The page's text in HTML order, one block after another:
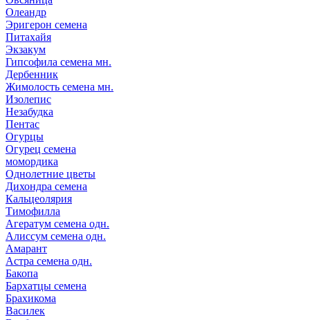
Олеандр
Эригерон семена
Питахайя
Экзакум
Гипсофила семена мн.
Дербенник
Жимолость семена мн.
Изолепис
Незабудка
Пентас
Огурцы
Огурец семена
момордика
Однолетние цветы
Дихондра семена
Кальцеолярия
Тимофилла
Агератум семена одн.
Алиссум семена одн.
Амарант
Астра семена одн.
Бакопа
Бархатцы семена
Брахикома
Василек